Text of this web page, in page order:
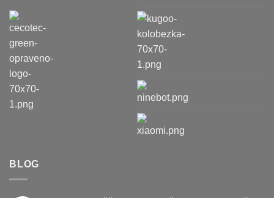
BLOG